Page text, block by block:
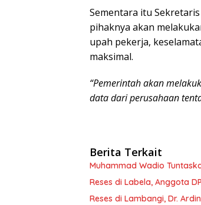
Sementara itu
pihaknya akan
upah pekerja,
maksimal.
“Pemerintah akan
data dari perusahaan
Berita Terkait
Muhammad Wadio
Reses di Labela, Anggota
Reses di Lambangi, Dr.